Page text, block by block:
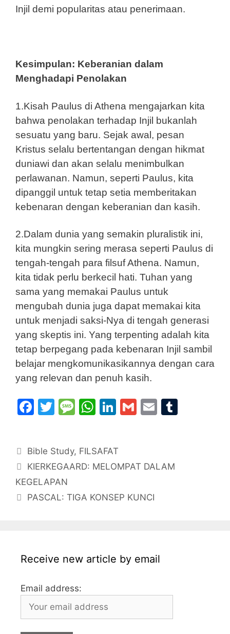
Injil demi popularitas atau penerimaan.
Kesimpulan: Keberanian dalam
Menghadapi Penolakan
1.Kisah Paulus di Athena mengajarkan kita
bahwa penolakan terhadap Injil bukanlah
sesuatu yang baru. Sejak awal, pesan
Kristus selalu bertentangan dengan hikmat
duniawi dan akan selalu menimbulkan
perlawanan. Namun, seperti Paulus, kita
dipanggil untuk tetap setia memberitakan
kebenaran dengan keberanian dan kasih.
2.Dalam dunia yang semakin pluralistik ini,
kita mungkin sering merasa seperti Paulus di
tengah-tengah para filsuf Athena. Namun,
kita tidak perlu berkecil hati. Tuhan yang
sama yang memakai Paulus untuk
mengubah dunia juga dapat memakai kita
untuk menjadi saksi-Nya di tengah generasi
yang skeptis ini. Yang terpenting adalah kita
tetap berpegang pada kebenaran Injil sambil
belajar mengkomunikasikannya dengan cara
yang relevan dan penuh kasih.
F
e
b
o
o
T
er
M
s
a
g
e
W
s
A
p
p
Li
e
dI
n
G
E
Categories
Bible Study, FILSAFAT
KIERKEGAARD: MELOMPAT DALAM
KEGELAPAN
PASCAL: TIGA KONSEP KUNCI
Receive new article by email
Email address: